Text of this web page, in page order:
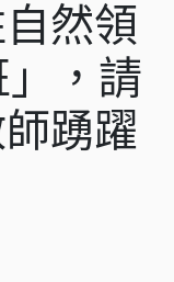
然領
，請
踴躍